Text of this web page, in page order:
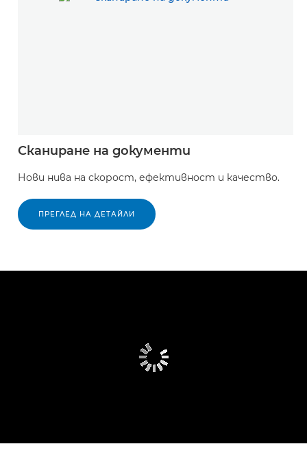
Сканиране на документи
Нови нива на скорост, ефективност и качество.
ПРЕГЛЕД НА ДЕТАЙЛИ